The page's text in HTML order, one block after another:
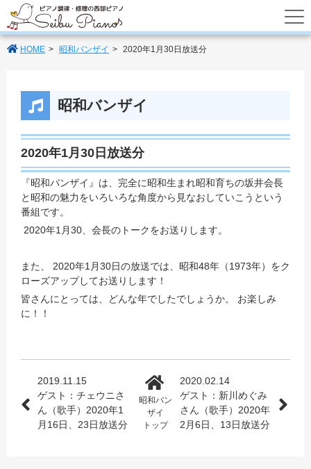
あなたのパートナーの西部ピアノでは調
HOME 昭和バンザイ 2020年1月30日放送分
昭和バンザイ
2020年1月30日放送分
『昭和バンザイ』は、完全に昭和生まれ昭和育ちの坂井会長
と昭和の魅力をいろいろな角度から見なおしていこうという
番組です。
2020年1月30、会長のトークをお送りします。
また、 2020年1月30日の放送では、昭和48年（1973年）をク
ローズアップしてお送りします！
皆さんにとっては、どんな年でしたでしょうか。 お楽しみ
に！！
2019.11.15
ゲスト：チェウニさ
ん（歌手）2020年1
月16日、23日放送分
昭和バン
ザイ
トップ
2020.02.14
ゲスト：新川めぐみ
さん（歌手）2020年
2月6日、13日放送分